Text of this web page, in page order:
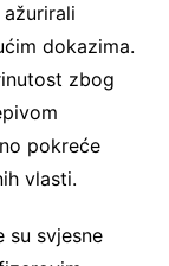
dokazima.
zbog
pokreće
vlasti.
su svjesne